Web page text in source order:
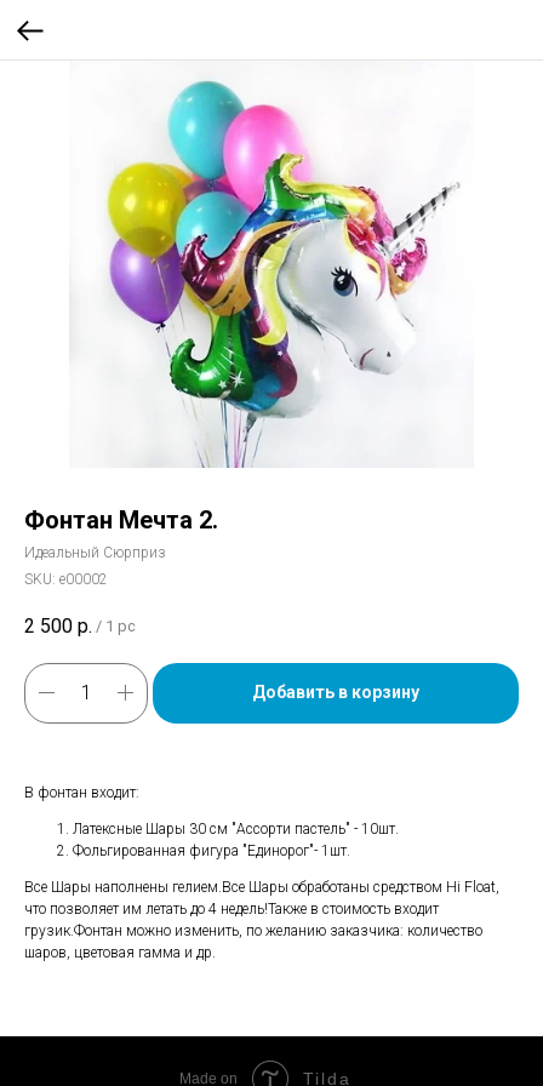
Фонтан Мечта 2.
Идеальный Сюрприз
SKU: е00002
2 500 р. / 1 pc
Добавить в корзину
В фонтан входит:
Латексные Шары 30 см "Ассорти пастель" - 10шт.
Фольгированная фигура "Единорог"- 1шт.
Все Шары наполнены гелием.Все Шары обработаны средством Hi Float,
что позволяет им летать до 4 недель!Также в стоимость входит
грузик.Фонтан можно изменить, по желанию заказчика: количество
шаров, цветовая гамма и др.
Made on Tilda